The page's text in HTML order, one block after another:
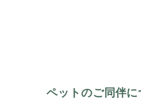
ペットのご同伴に